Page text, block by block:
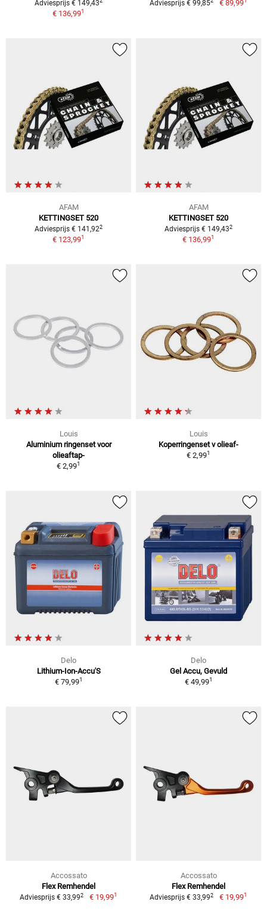
Adviesprijs € 149,43
€ 136,991
Adviesprijs € 99,85 € 89,99
AFAM
KETTINGSET 520
Adviesprijs € 141,922
€ 123,991
AFAM
KETTINGSET 520
Adviesprijs € 149,432
€ 136,991
Louis
Aluminium ringenset voor
olieaftap-
€ 2,991
Louis
Koperringenset v olieaf-
€ 2,991
Delo
Lithium-Ion-Accu'S
€ 79,991
Delo
Gel Accu, Gevuld
€ 49,991
Accossato
Flex Remhendel
Adviesprijs € 33,992 € 19,991
Accossato
Flex Remhendel
Adviesprijs € 33,992 € 19,991